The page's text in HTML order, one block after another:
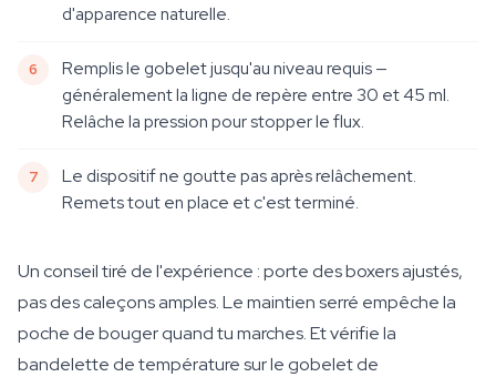
d'apparence naturelle.
Remplis le gobelet jusqu'au niveau requis —
généralement la ligne de repère entre 30 et 45 ml.
Relâche la pression pour stopper le flux.
Le dispositif ne goutte pas après relâchement.
Remets tout en place et c'est terminé.
Un conseil tiré de l'expérience : porte des boxers ajustés,
pas des caleçons amples. Le maintien serré empêche la
poche de bouger quand tu marches. Et vérifie la
bandelette de température sur le gobelet de